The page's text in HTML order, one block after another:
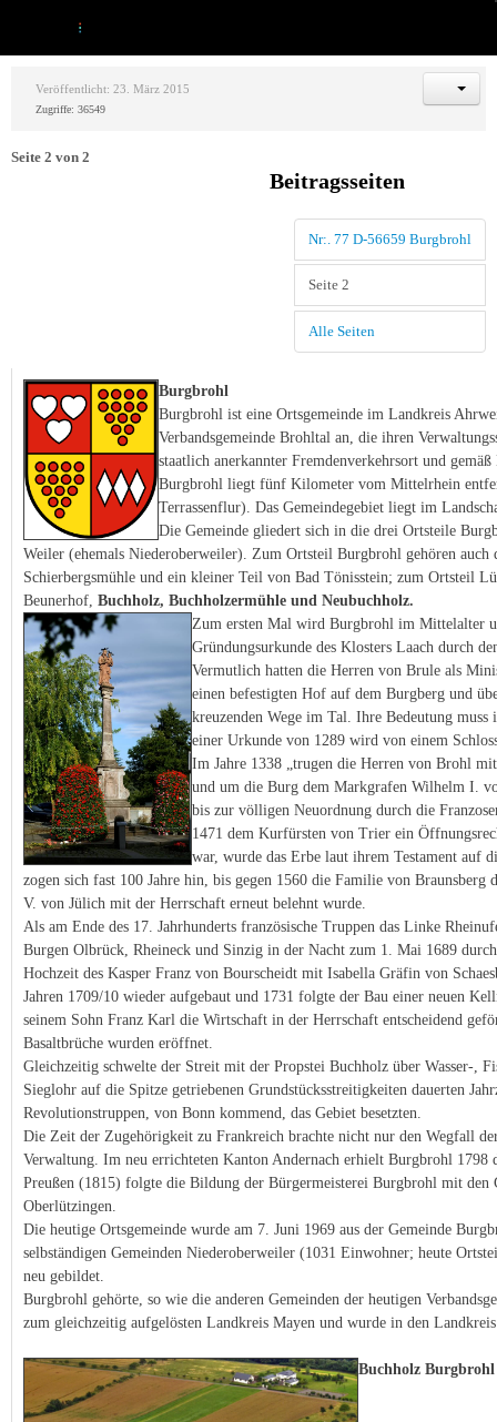
Veröffentlicht: 23. März 2015
Zugriffe: 36549
Beitragsseiten
Nr:. 77 D-56659 Burgbrohl
Seite 2
Alle Seiten
Seite 2 von 2
Burgbrohl
Burgbrohl ist eine Ortsgemeinde im Landkreis
Verbandsgemeinde Brohltal an, die ihren
staatlich anerkannter Fremdenverkehrsort und
Burgbrohl liegt fünf Kilometer vom Mittelrhein
Terrassenflur). Das Gemeindegebiet liegt im
Die Gemeinde gliedert sich in die drei Ortsteile
Weiler (ehemals Niederoberweiler). Zum Ortsteil Burgbrohl gehören
Schierbergsmühle und ein kleiner Teil von Bad Tönisstein; zum Ortsteil
Beunerhof, Buchholz, Buchholzermühle und Neubuchholz.
Zum ersten Mal wird Burgbrohl im Mittelalter
Gründungsurkunde des Klosters Laach durch
Vermutlich hatten die Herren von Brule als
einen befestigten Hof auf dem Burgberg und
kreuzenden Wege im Tal. Ihre Bedeutung
einer Urkunde von 1289 wird von einem
Im Jahre 1338 „trugen die Herren von Brohl
und um die Burg dem Markgrafen Wilhelm I.
bis zur völligen Neuordnung durch die
1471 dem Kurfürsten von Trier ein
war, wurde das Erbe laut ihrem Testament auf
zogen sich fast 100 Jahre hin, bis gegen 1560 die Familie von
V. von Jülich mit der Herrschaft erneut belehnt wurde.
Als am Ende des 17. Jahrhunderts französische Truppen das Linke
Burgen Olbrück, Rheineck und Sinzig in der Nacht zum 1. Mai 1689
Hochzeit des Kasper Franz von Bourscheidt mit Isabella Gräfin von
Jahren 1709/10 wieder aufgebaut und 1731 folgte der Bau einer neuen
seinem Sohn Franz Karl die Wirtschaft in der Herrschaft entscheidend
Basaltbrüche wurden eröffnet.
Gleichzeitig schwelte der Streit mit der Propstei Buchholz über Wasser-,
Sieglohr auf die Spitze getriebenen Grundstücksstreitigkeiten dauerten
Revolutionstruppen, von Bonn kommend, das Gebiet besetzten.
Die Zeit der Zugehörigkeit zu Frankreich brachte nicht nur den Wegfall
Verwaltung. Im neu errichteten Kanton Andernach erhielt Burgbrohl
Preußen (1815) folgte die Bildung der Bürgermeisterei Burgbrohl mit den
Oberlützingen.
Die heutige Ortsgemeinde wurde am 7. Juni 1969 aus der Gemeinde
selbständigen Gemeinden Niederoberweiler (1031 Einwohner; heute
neu gebildet.
Burgbrohl gehörte, so wie die anderen Gemeinden der heutigen
zum gleichzeitig aufgelösten Landkreis Mayen und wurde in den